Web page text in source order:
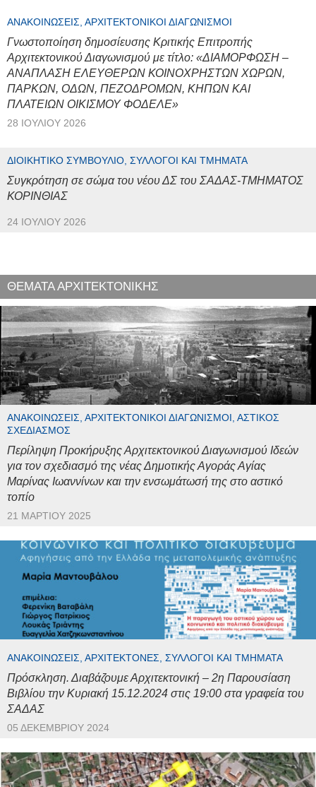
ΑΝΑΚΟΙΝΏΣΕΙΣ, ΑΡΧΙΤΕΚΤΟΝΙΚΟΊ ΔΙΑΓΩΝΙΣΜΟΊ
Γνωστοποίηση δημοσίευσης Κριτικής Επιτροπής
Αρχιτεκτονικού Διαγωνισμού με τίτλο: «ΔΙΑΜΟΡΦΩΣΗ –
ΑΝΑΠΛΑΣΗ ΕΛΕΥΘΕΡΩΝ ΚΟΙΝΟΧΡΗΣΤΩΝ ΧΩΡΩΝ,
ΠΑΡΚΩΝ, ΟΔΩΝ, ΠΕΖΟΔΡΟΜΩΝ, ΚΗΠΩΝ ΚΑΙ
ΠΛΑΤΕΙΩΝ ΟΙΚΙΣΜΟΥ ΦΟΔΕΛΕ»
28 ΙΟΥΛΊΟΥ 2026
ΔΙΟΙΚΗΤΙΚΌ ΣΥΜΒΟΎΛΙΟ, ΣΎΛΛΟΓΟΙ ΚΑΙ ΤΜΉΜΑΤΑ
Συγκρότηση σε σώμα του νέου ΔΣ του ΣΑΔΑΣ-ΤΜΗΜΑΤΟΣ
ΚΟΡΙΝΘΙΑΣ
24 ΙΟΥΛΊΟΥ 2026
ΘΕΜΑΤΑ ΑΡΧΙΤΕΚΤΟΝΙΚΗΣ
ΑΝΑΚΟΙΝΏΣΕΙΣ, ΑΡΧΙΤΕΚΤΟΝΙΚΟΊ ΔΙΑΓΩΝΙΣΜΟΊ, ΑΣΤΙΚΌΣ
ΣΧΕΔΙΑΣΜΌΣ
Περίληψη Προκήρυξης Αρχιτεκτονικού Διαγωνισμού Ιδεών
για τον σχεδιασμό της νέας Δημοτικής Αγοράς Αγίας
Μαρίνας Ιωαννίνων και την ενσωμάτωσή της στο αστικό
τοπίο
21 ΜΑΡΤΊΟΥ 2025
ΑΝΑΚΟΙΝΏΣΕΙΣ, ΑΡΧΙΤΈΚΤΟΝΕΣ, ΣΎΛΛΟΓΟΙ ΚΑΙ ΤΜΉΜΑΤΑ
Πρόσκληση. Διαβάζουμε Αρχιτεκτονική – 2η Παρουσίαση
Βιβλίου την Κυριακή 15.12.2024 στις 19:00 στα γραφεία του
ΣΑΔΑΣ
05 ΔΕΚΕΜΒΡΊΟΥ 2024